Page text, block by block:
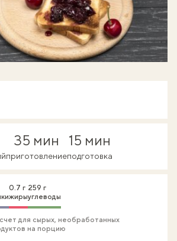
35 мин
приготовление
15 мин
подготовка
0.7 г
жиры
259 г
углеводы
для сырых, необработанных
на порцию